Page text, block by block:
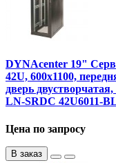
DYNAcenter 19"
42U, 600х1100,
дверь
LN-SRDC 42U6011-
Цена по запросу
В заказ